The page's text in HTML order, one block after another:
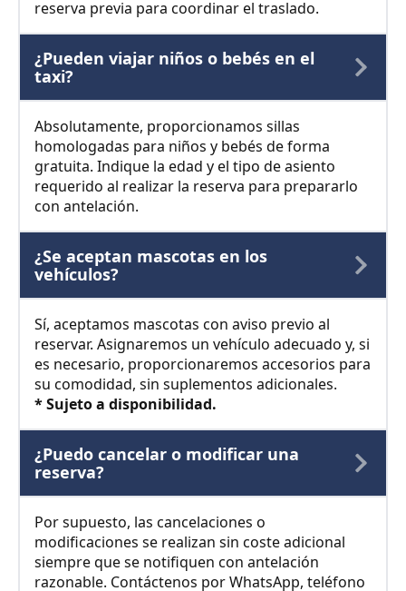
reserva previa para coordinar el traslado.
¿Pueden viajar niños o bebés en el
taxi?
Absolutamente, proporcionamos sillas
homologadas para niños y bebés de forma
gratuita. Indique la edad y el tipo de asiento
requerido al realizar la reserva para prepararlo
con antelación.
¿Se aceptan mascotas en los
vehículos?
Sí, aceptamos mascotas con aviso previo al
reservar. Asignaremos un vehículo adecuado y, si
es necesario, proporcionaremos accesorios para
su comodidad, sin suplementos adicionales.
* Sujeto a disponibilidad.
¿Puedo cancelar o modificar una
reserva?
Por supuesto, las cancelaciones o
modificaciones se realizan sin coste adicional
siempre que se notifiquen con antelación
razonable. Contáctenos por WhatsApp, teléfono